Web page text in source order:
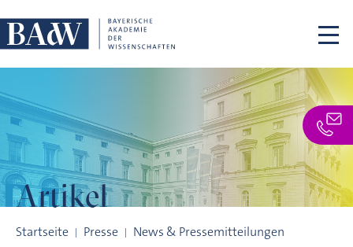
Artikel
Startseite Presse News & Pressemitteilungen